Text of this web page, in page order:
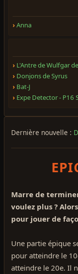
Anna
L'Antre de Wulfgar
Donjons de Syrus
Bat-J
Expe Detector - P16
Dernière nouvelle :
Marre de
voulez plus ?
pour jouer de
Une partie épique
pour atteindre le
atteindre le 20e. Il